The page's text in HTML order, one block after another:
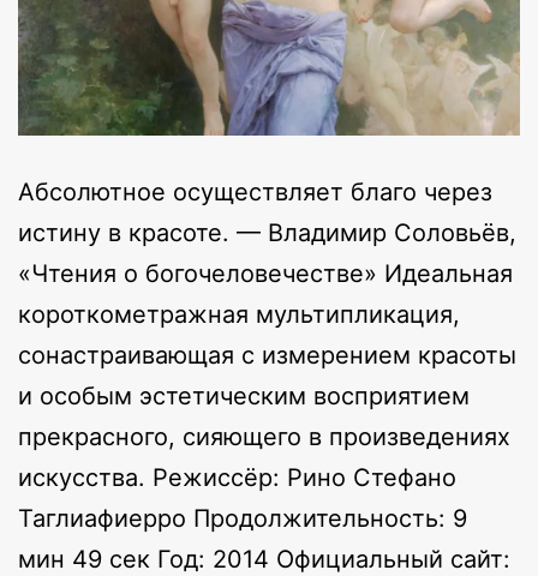
Абсолютное осуществляет благо через
истину в красоте. — Владимир Соловьёв,
«Чтения о богочеловечестве» Идеальная
короткометражная мультипликация,
сонастраивающая с измерением красоты
и особым эстетическим восприятием
прекрасного, сияющего в произведениях
искусства. Режиссёр: Рино Стефано
Таглиафиерро Продолжительность: 9
мин 49 сек Год: 2014 Официальный сайт: